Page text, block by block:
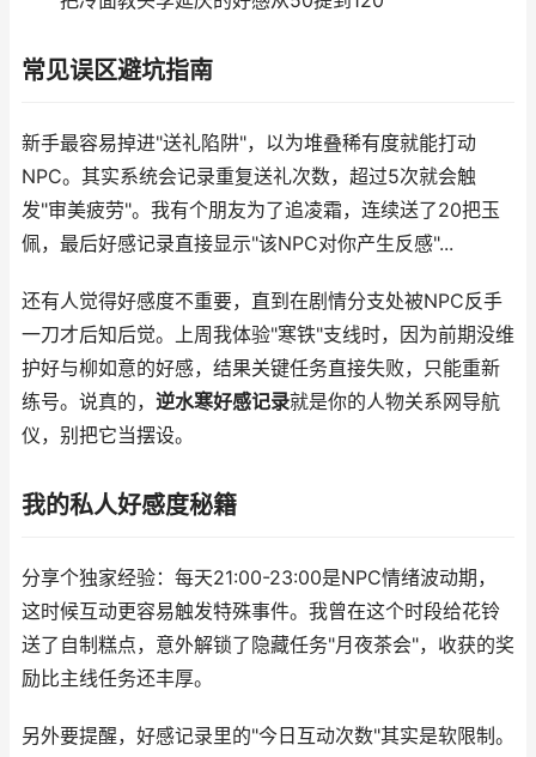
常见误区避坑指南
新手最容易掉进"送礼陷阱"，以为堆叠稀有度就能打动
NPC。其实系统会记录重复送礼次数，超过5次就会触
发"审美疲劳"。我有个朋友为了追凌霜，连续送了20把玉
佩，最后好感记录直接显示"该NPC对你产生反感"...
还有人觉得好感度不重要，直到在剧情分支处被NPC反手
一刀才后知后觉。上周我体验"寒铁"支线时，因为前期没维
护好与柳如意的好感，结果关键任务直接失败，只能重新
练号。说真的， 逆水寒好感记录就是你的人物关系网导航
仪，别把它当摆设。
我的私人好感度秘籍
分享个独家经验：每天21:00-23:00是NPC情绪波动期，
这时候互动更容易触发特殊事件。我曾在这个时段给花铃
送了自制糕点，意外解锁了隐藏任务"月夜茶会"，收获的奖
励比主线任务还丰厚。
另外要提醒，好感记录里的"今日互动次数"其实是软限制。